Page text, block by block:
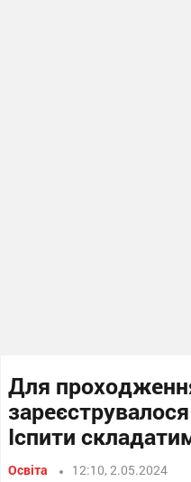
Для
Іспити
Освіта 12:10, 2.05.2024